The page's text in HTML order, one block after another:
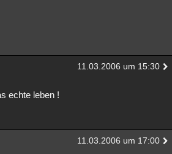
Allmystery English
11.03.2006 um 15:30
echte leben !
11.03.2006 um 17:00